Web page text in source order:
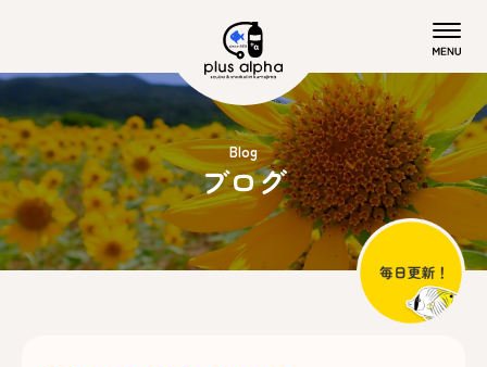
Blog
ブログ